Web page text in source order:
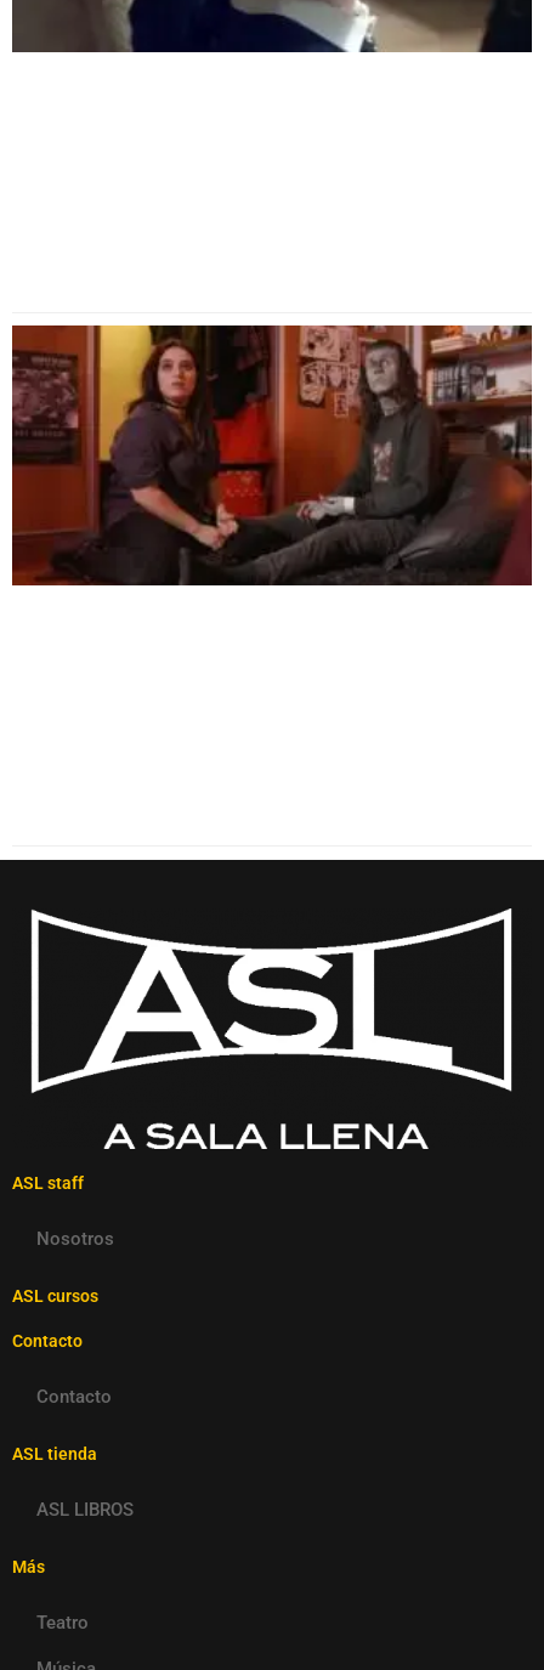
ASL staff
Nosotros
ASL cursos
Contacto
Contacto
ASL tienda
ASL LIBROS
Más
Teatro